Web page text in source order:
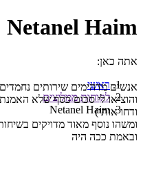
Netanel Haim
אתה כאן:
ראשי
לקוחות ממליצים
Netanel Haim
אנשים מדהימים שירותים נחמדים
והוציאו לי סכום כסף שלא
ודחו אותי)
ומשהו נוסף מאוד מדויקים
ובאמת ככה היה